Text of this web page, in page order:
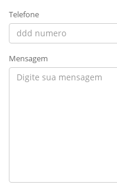
Telefone
Mensagem